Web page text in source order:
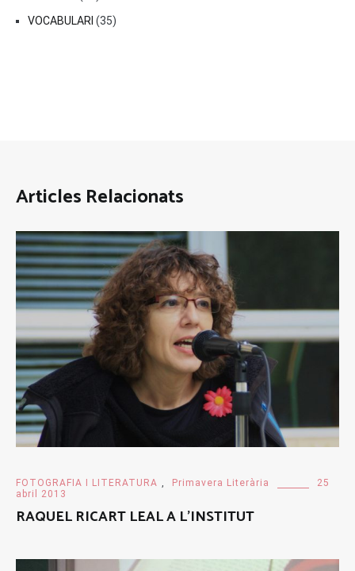
VOCABULARI (35)
Articles Relacionats
FOTOGRAFIA I LITERATURA , Primavera Literària
25
abril 2013
RAQUEL RICART LEAL A L’INSTITUT